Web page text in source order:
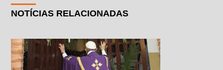
NOTÍCIAS RELACIONADAS